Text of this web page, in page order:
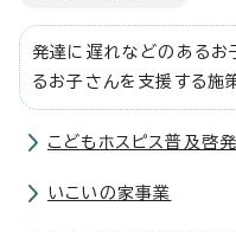
発達に遅れなどのあるお
るお子さんを支援する施
こどもホスピス普及啓
いこいの家事業